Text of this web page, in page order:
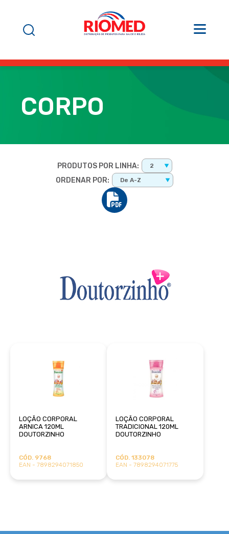
CORPO
PRODUTOS POR LINHA: 2
ORDENAR POR: De A-Z
LOÇÃO CORPORAL
ARNICA 120ML
DOUTORZINHO
CÓD. 9768
EAN - 7898294071850
LOÇÃO CORPORAL
TRADICIONAL 120ML
DOUTORZINHO
CÓD. 133078
EAN - 7898294071775